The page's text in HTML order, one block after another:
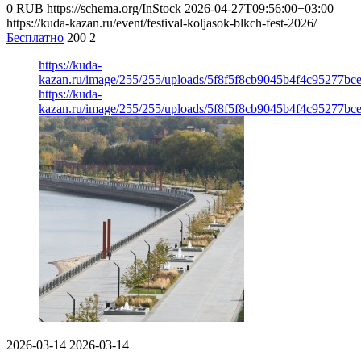
0 RUB https://schema.org/InStock 2026-04-27T09:56:00+03:00
https://kuda-kazan.ru/event/festival-koljasok-blkch-fest-2026/
Бесплатно 200 2
https://kuda-
kazan.ru/image/255/255/uploads/
https://kuda-
kazan.ru/image/255/255/uploads/
2026-03-14 2026-03-14